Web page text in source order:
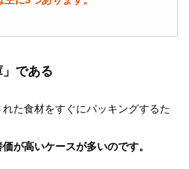
である
た食材をすぐにパッキングするた
が高いケースが多いのです。